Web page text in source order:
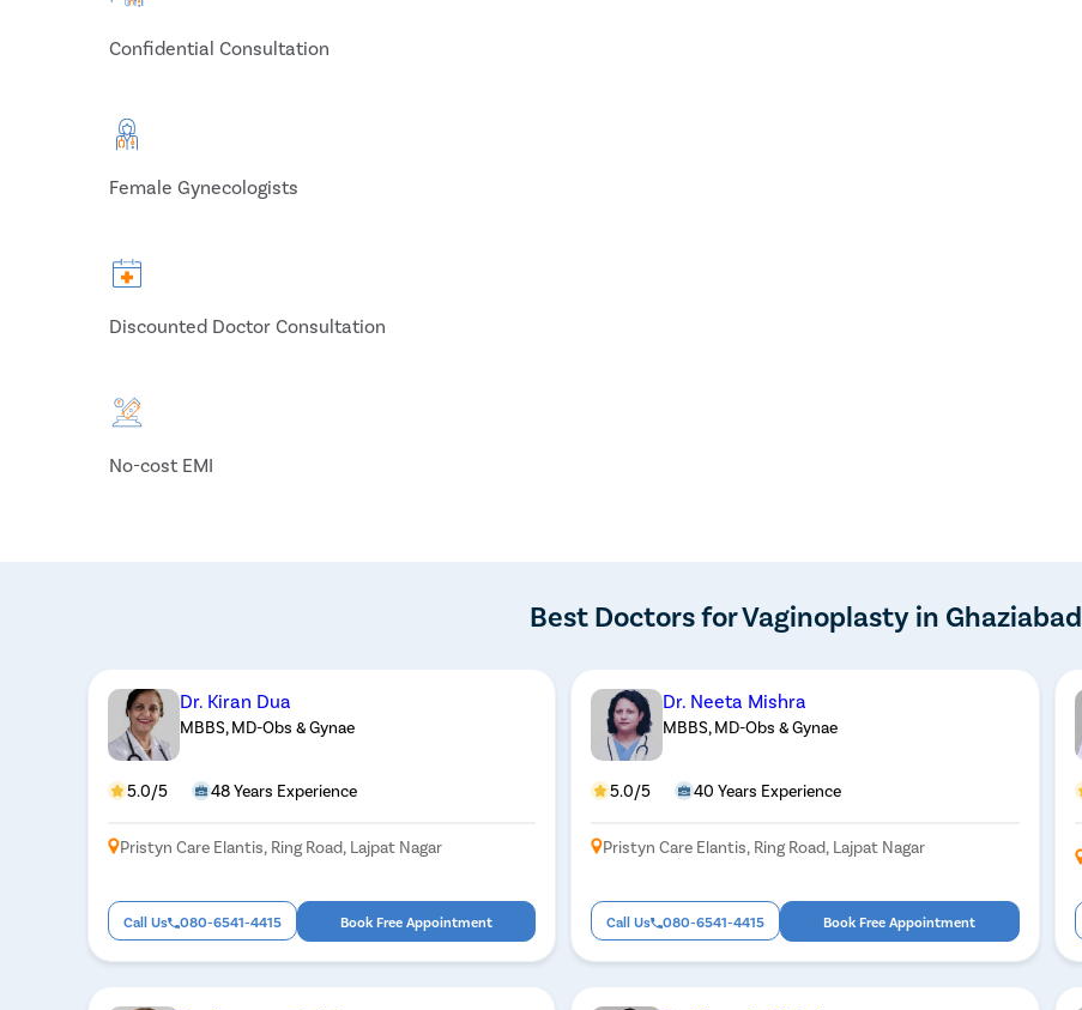
Confidential Consultation
Female Gynecologists
Discounted Doctor Consultation
No-cost EMI
Best Doctors for Vaginoplasty in Ghaziabad
Dr. Kiran Dua
MBBS, MD-Obs & Gynae
5.0/5 48 Years Experience
Pristyn Care Elantis, Ring Road, Lajpat Nagar
Call Us 080-6541-4415 Book Free Appointment
Dr. Neeta Mishra
MBBS, MD-Obs & Gynae
5.0/5 40 Years Experience
Pristyn Care Elantis, Ring Road, Lajpat Nagar
Call Us 080-6541-4415 Book Free Appointment